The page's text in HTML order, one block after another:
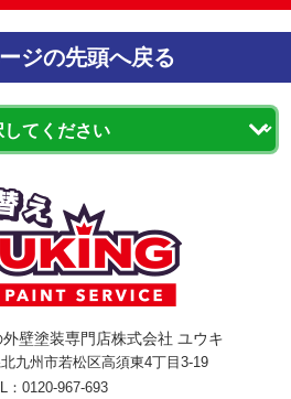
ジの先頭へ戻る
壁塗装専門店株式会社 ユウキ
九州市若松区高須東4丁目3-19
： 0120-967-693